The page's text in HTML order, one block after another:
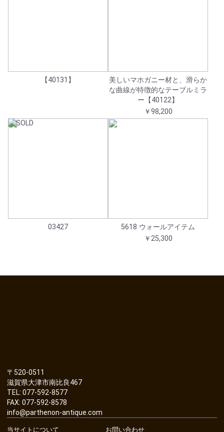
【40131】
美しいマホガニー材と、滑らか
な曲線が特徴的なテーブルミラ
ー【40122】
￥98,200
03427
5618 ウォールアイテム
￥25,300
〒520-0511
滋賀県大津市南比良467
TEL: 077-592-8577
FAX: 077-592-8578
info@parthenon-antique.com
当サイトについて お問い合わせ